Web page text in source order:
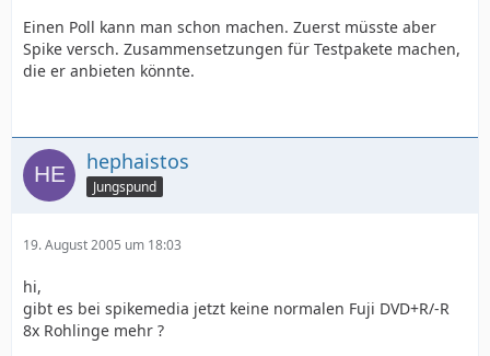
Einen Poll kann man schon machen. Zuerst müsste aber
Spike versch. Zusammensetzungen für Testpakete machen,
die er anbieten könnte.
hephaistos
Jungspund
19. August 2005 um 18:03
hi,
gibt es bei spikemedia jetzt keine normalen Fuji DVD+R/-R
8x Rohlinge mehr ?